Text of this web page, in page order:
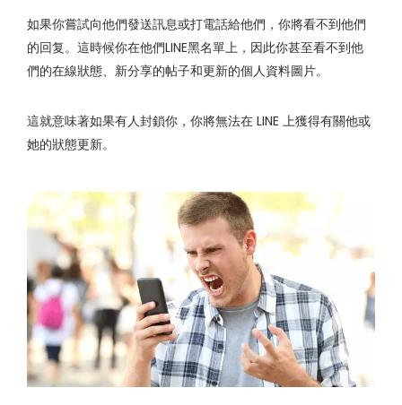
如果你嘗試向他們發送訊息或打電話給他們，你將看不到他們
的回复。這時候你在他們LINE黑名單上，因此你甚至看不到他
們的在線狀態、新分享的帖子和更新的個人資料圖片。
這就意味著如果有人封鎖你，你將無法在 LINE 上獲得有關他或
她的狀態更新。